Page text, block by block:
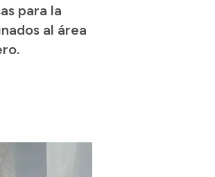
para la
al área